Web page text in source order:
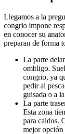
Llegamos a la
congrio impone
en conocer su
preparan de forma
La parte
ombligo.
congrio, ya
pedir al
guisada o a
La parte
Esta zona
para caldos.
mejor opción